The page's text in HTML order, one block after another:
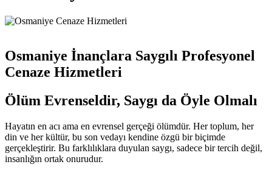
Osmaniye İnançlara Saygılı Profesyonel
Cenaze Hizmetleri
Ölüm Evrenseldir, Saygı da Öyle Olmalı
Hayatın en acı ama en evrensel gerçeği ölümdür. Her toplum, her
din ve her kültür, bu son vedayı kendine özgü bir biçimde
gerçekleştirir. Bu farklılıklara duyulan saygı, sadece bir tercih değil,
insanlığın ortak onurudur.